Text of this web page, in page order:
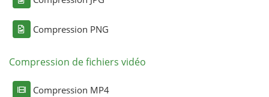
Compression PNG
Compression de fichiers vidéo
Compression MP4